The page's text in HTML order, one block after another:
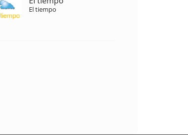
El tiempo